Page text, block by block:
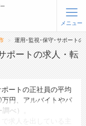
ログイン
メニュー
運用･監視･保守･サポートの
ポートの求人・転
ートの正社員の平均
円、アルバイトやパ
べ）。